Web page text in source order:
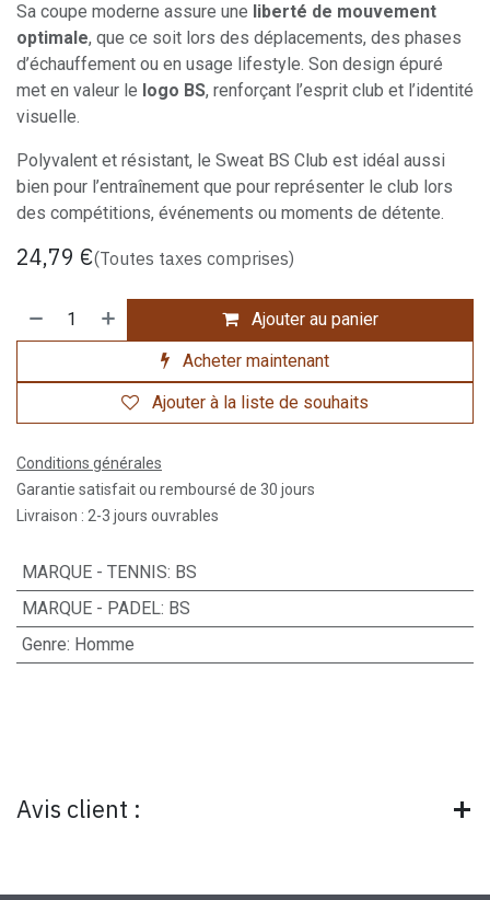
Sa coupe moderne assure une liberté de mouvement
optimale, que ce soit lors des déplacements, des phases
d’échauffement ou en usage lifestyle. Son design épuré
met en valeur le logo BS, renforçant l’esprit club et l’identité
visuelle.
Polyvalent et résistant, le Sweat BS Club est idéal aussi
bien pour l’entraînement que pour représenter le club lors
des compétitions, événements ou moments de détente.
24,79 €(Toutes taxes comprises)
Ajouter au panier
Acheter maintenant
Ajouter à la liste de souhaits
Conditions générales
Garantie satisfait ou remboursé de 30 jours
Livraison : 2-3 jours ouvrables
MARQUE - TENNIS: BS
MARQUE - PADEL: BS
Genre: Homme
Avis client :